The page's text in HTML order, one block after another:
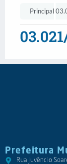
Principal
Prefeitura
Rua Juvêncio